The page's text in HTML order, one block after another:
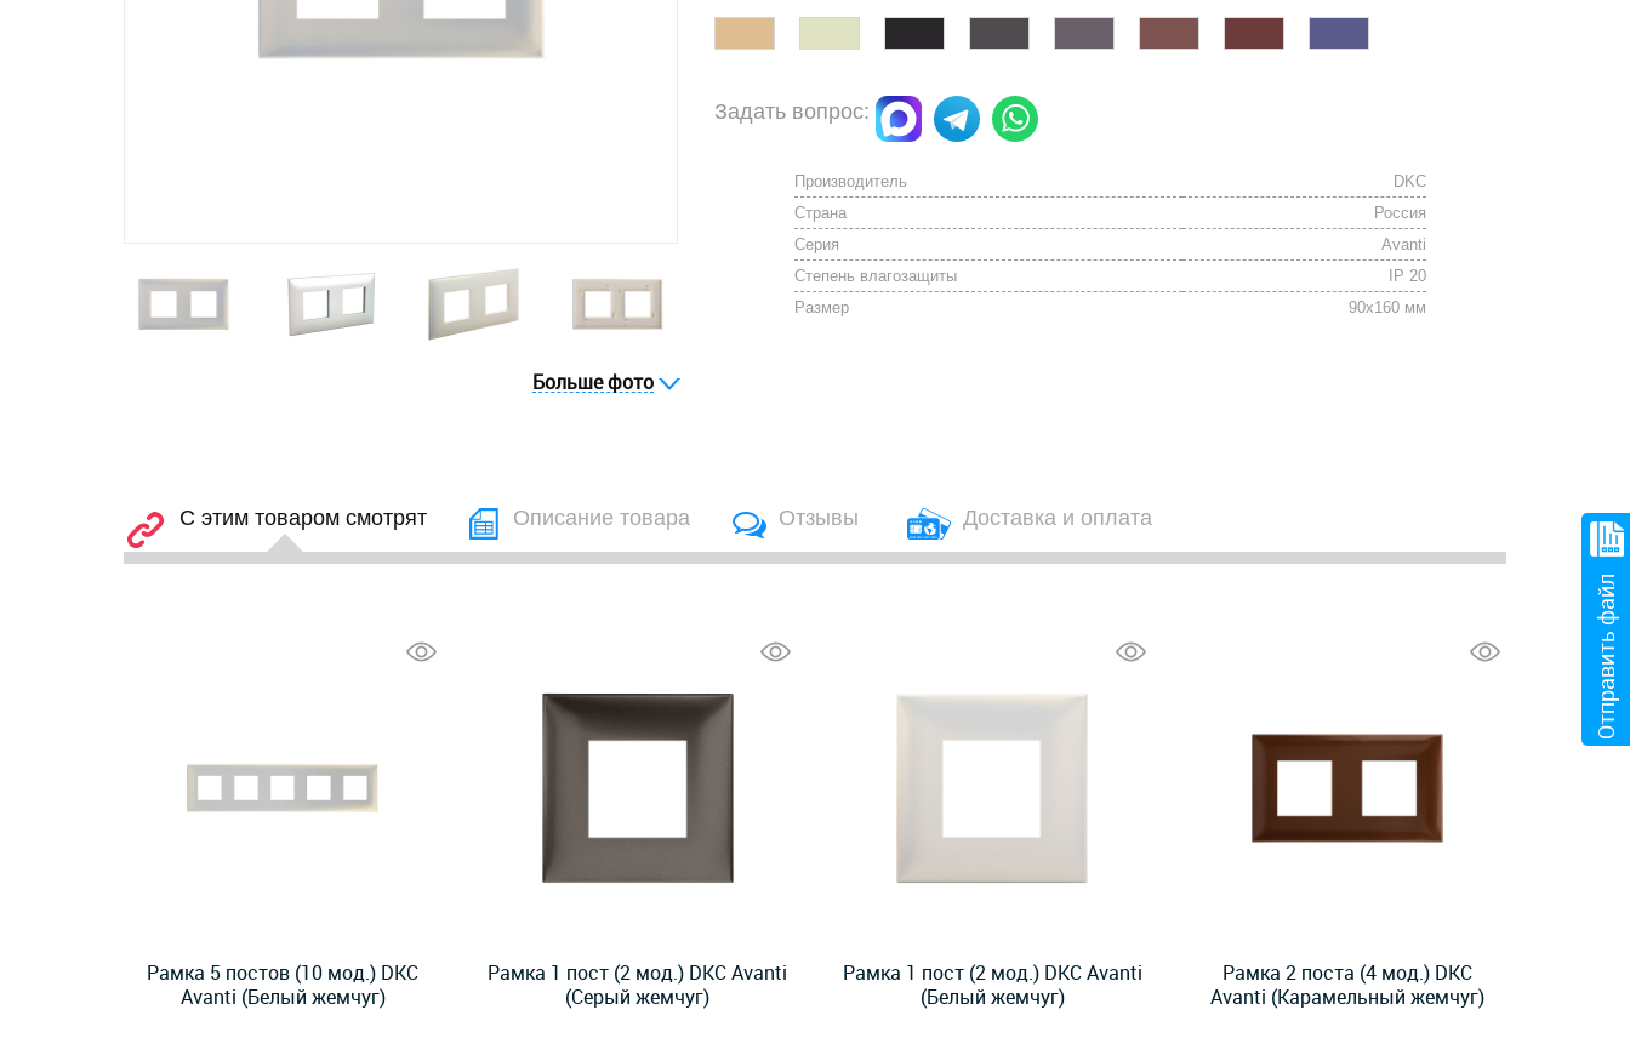
Больше фото
Задать вопрос:
Производитель
DKC
Страна
Россия
Серия
Avanti
Степень влагозащиты
IP 20
Размер
90х160 мм
С этим товаром смотрят Описание товара Отзывы Доставка и оплата
Рамка 5 постов (10 мод.) DKC
Avanti (Белый жемчуг)
Рамка 1 пост (2 мод.) DKC Avanti
(Серый жемчуг)
Рамка 1 пост (2 мод.) DKC Avanti
(Белый жемчуг)
Рамка 2 поста (4 мод.) DKC
Avanti (Карамельный жемчуг)
Отправить файл